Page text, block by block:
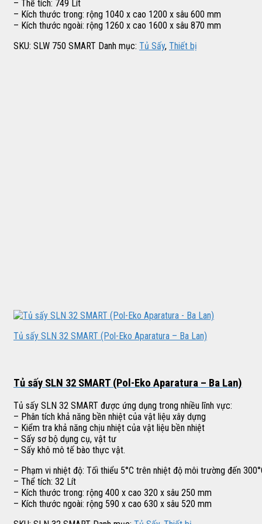
– Thể tích: 749 Lít
– Kích thước trong: rộng 1040 x cao 1200 x sâu 600 mm
– Kích thước ngoài: rộng 1260 x cao 1600 x sâu 870 mm
SKU: SLW 750 SMART Danh mục: Tủ Sấy, Thiết bị
Tủ sấy SLN 32 SMART (Pol-Eko Aparatura – Ba Lan)
Tủ sấy SLN 32 SMART (Pol-Eko Aparatura – Ba Lan)
Tủ sấy SLN 32 SMART được ứng dụng trong nhiều lĩnh vực:
– Phân tích khả năng bền nhiệt của vật liệu xây dựng
– Kiểm tra khả năng chịu nhiệt của vật liệu bền nhiệt
– Sấy sơ bộ dụng cụ, vật tư
– Sấy khô mô tế bào thực vật.
– Phạm vi nhiệt độ: Tối thiểu 5°C trên nhiệt độ môi trường đến
– Thể tích: 32 Lít
– Kích thước trong: rộng 400 x cao 320 x sâu 250 mm
– Kích thước ngoài: rộng 590 x cao 630 x sâu 520 mm